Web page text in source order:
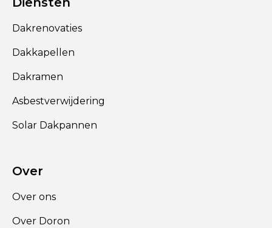
Dakrenovaties
Dakkapellen
Dakramen
Asbestverwijdering
Solar Dakpannen
Over
Over ons
Over Doron